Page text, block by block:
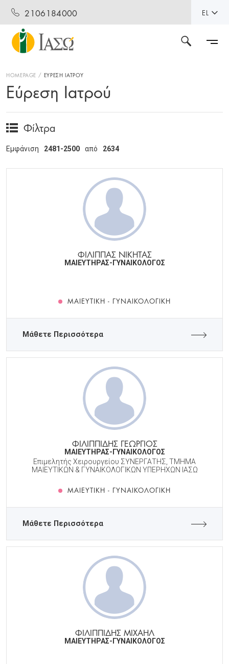
2106184000 EL
HOMEPAGE ΕΥΡΕΣΗ ΙΑΤΡΟΥ
Εύρεση Ιατρού
Φίλτρα
Εμφάνιση 2481-2500 από 2634
ΦΙΛΙΠΠΑΣ ΝΙΚΗΤΑΣ
ΜΑΙΕΥΤΗΡΑΣ-ΓΥΝΑΙΚΟΛΟΓΟΣ
ΜΑΙΕΥΤΙΚΉ - ΓΥΝΑΙΚΟΛΟΓΙΚΉ
Μάθετε Περισσότερα
ΦΙΛΙΠΠΙΔΗΣ ΓΕΩΡΓΙΟΣ
ΜΑΙΕΥΤΗΡΑΣ-ΓΥΝΑΙΚΟΛΟΓΟΣ
Επιμελητής Χειρουργείου ΣΥΝΕΡΓΑΤΗΣ, ΤΜΗΜΑ
ΜΑΙΕΥΤΙΚΩΝ & ΓΥΝΑΙΚΟΛΟΓΙΚΩΝ ΥΠΕΡΗΧΩΝ ΙΑΣΩ
ΜΑΙΕΥΤΙΚΉ - ΓΥΝΑΙΚΟΛΟΓΙΚΉ
Μάθετε Περισσότερα
ΦΙΛΙΠΠΙΔΗΣ ΜΙΧΑΗΛ
ΜΑΙΕΥΤΗΡΑΣ-ΓΥΝΑΙΚΟΛΟΓΟΣ